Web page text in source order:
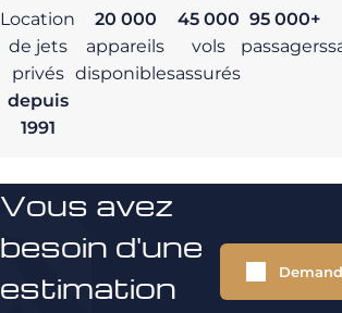
Location
de jets
privés
depuis
1991
20 000
appareils
disponibles
45 000
vols
assurés
95 000+
passagers
Vous avez
besoin d'une
estimation